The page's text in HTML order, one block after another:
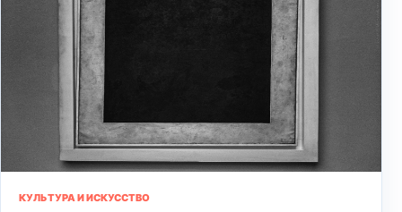
КУЛЬТУРА И ИСКУССТВО